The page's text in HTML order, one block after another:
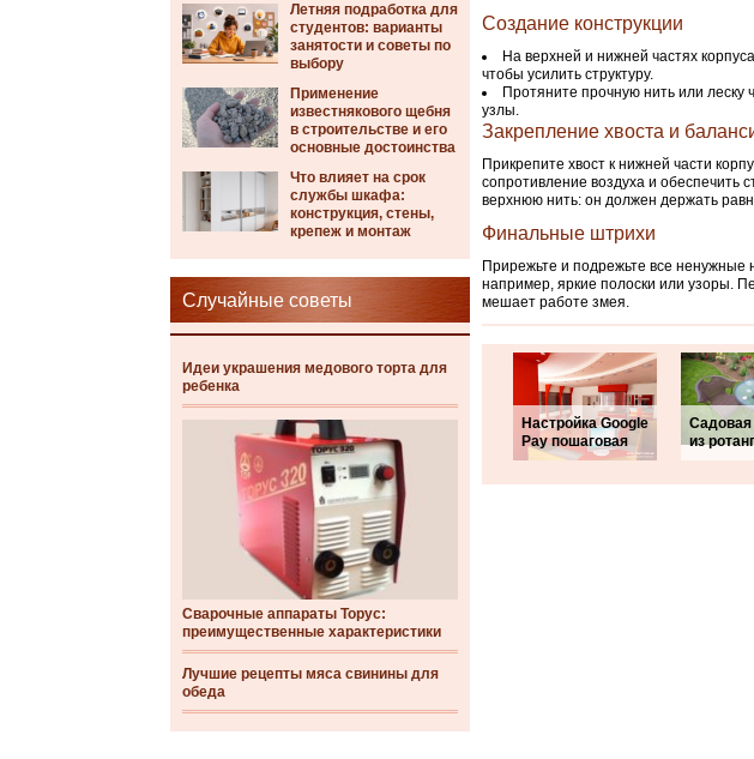
Летняя подработка для
студентов: варианты
занятости и советы по
выбору
Применение
известнякового щебня
в строительстве и его
основные достоинства
Что влияет на срок
службы шкафа:
конструкция, стены,
крепеж и монтаж
Случайные советы
Идеи украшения медового торта для
ребенка
Сварочные аппараты Торус:
преимущественные характеристики
Лучшие рецепты мяса свинины для
обеда
Создание конструкции
На верхней и нижней частях
чтобы усилить структуру.
Протяните прочную нить или леску
узлы.
Закрепление хвоста и
Прикрепите хвост к нижней части
сопротивление воздуха и обеспечить
верхнюю нить: он должен держать
Финальные штрихи
Прирежьте и подрежьте все
например, яркие полоски или узоры.
мешает работе змея.
Настройка Google
Pay пошаговая
из